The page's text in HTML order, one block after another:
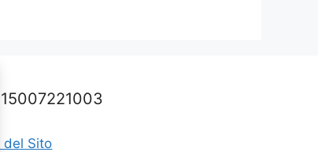
15007221003
del Sito